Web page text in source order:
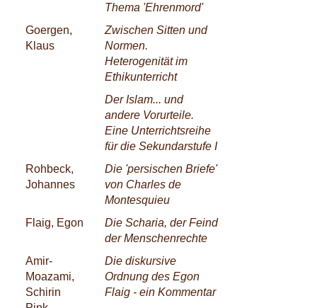
Thema 'Ehrenmord'
Goergen,
Klaus
Zwischen Sitten und
Normen.
Heterogenität im
Ethikunterricht
Der Islam... und
andere Vorurteile.
Eine Unterrichtsreihe
für die Sekundarstufe I
Rohbeck,
Johannes
Die 'persischen Briefe'
von Charles de
Montesquieu
Flaig, Egon
Die Scharia, der Feind
der Menschenrechte
Amir-
Moazami,
Schirin
Die diskursive
Ordnung des Egon
Flaig - ein Kommentar